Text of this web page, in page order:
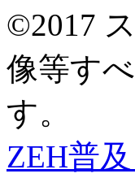
©2017
像等す
す。
ZEH普